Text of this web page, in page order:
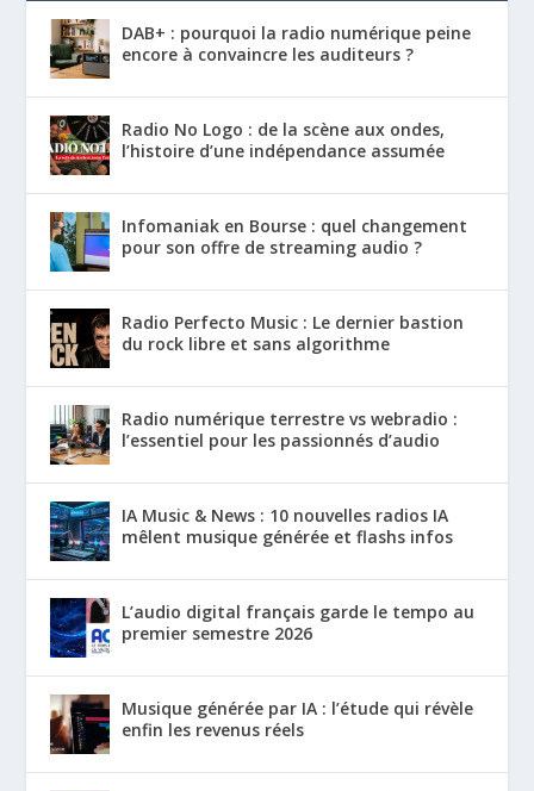
DAB+ : pourquoi la radio numérique peine
encore à convaincre les auditeurs ?
Radio No Logo : de la scène aux ondes,
l’histoire d’une indépendance assumée
Infomaniak en Bourse : quel changement
pour son offre de streaming audio ?
Radio Perfecto Music : Le dernier bastion
du rock libre et sans algorithme
Radio numérique terrestre vs webradio :
l’essentiel pour les passionnés d’audio
IA Music & News : 10 nouvelles radios IA
mêlent musique générée et flashs infos
L’audio digital français garde le tempo au
premier semestre 2026
Musique générée par IA : l’étude qui révèle
enfin les revenus réels